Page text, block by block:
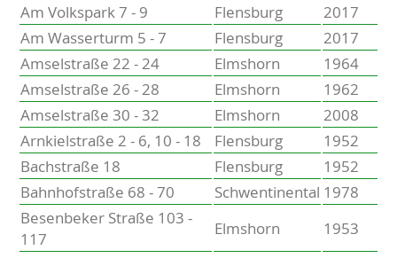
Am Volkspark 7 - 9
Flensburg
2017
Am Wasserturm 5 - 7
Flensburg
2017
Amselstraße 22 - 24
Elmshorn
1964
Amselstraße 26 - 28
Elmshorn
1962
Amselstraße 30 - 32
Elmshorn
2008
Arnkielstraße 2 - 6, 10 - 18
Flensburg
1952
Bachstraße 18
Flensburg
1952
Bahnhofstraße 68 - 70
Schwentinental 1978
Besenbeker Straße 103 -
117
Elmshorn 1953